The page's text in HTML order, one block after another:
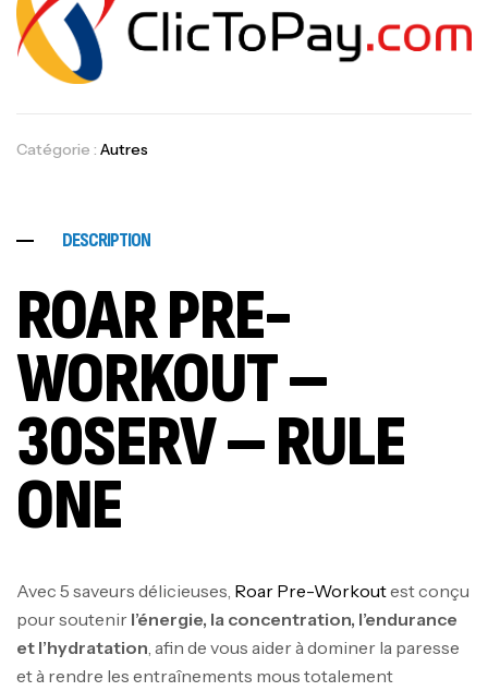
Catégorie : Autres
DESCRIPTION
ROAR PRE-
WORKOUT –
30SERV – RULE
ONE
Avec 5 saveurs délicieuses, Roar Pre-Workoutest conçu
pour soutenir l’énergie, la concentration, l’endurance
et l’hydratation , afin de vous aider à dominer la paresse
et à rendre les entraînements mous totalement